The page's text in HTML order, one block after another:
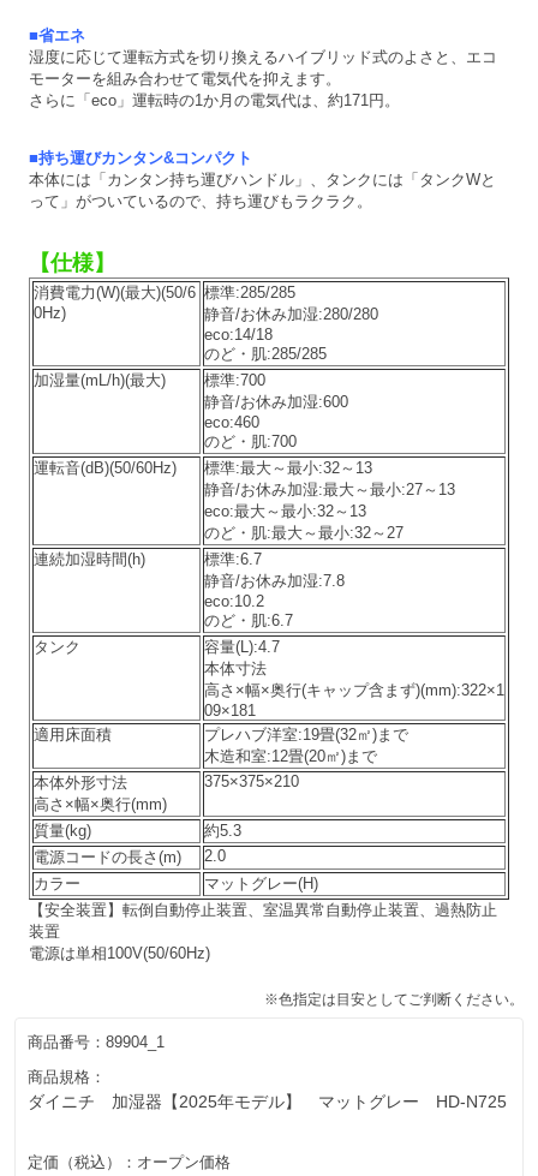
■省エネ
湿度に応じて運転方式を切り換えるハイブリッド式のよさと、エコ
モーターを組み合わせて電気代を抑えます。
さらに「eco」運転時の1か月の電気代は、約171円。
■持ち運びカンタン&コンパクト
本体には「カンタン持ち運びハンドル」、タンクには「タンクWと
って」がついているので、持ち運びもラクラク。
【仕様】
消費電力(W)(最大)(50/6
0Hz)
標準:285/285
静音/お休み加湿:280/280
eco:14/18
のど・肌:285/285
加湿量(mL/h)(最大)
標準:700
静音/お休み加湿:600
eco:460
のど・肌:700
運転音(dB)(50/60Hz)
標準:最大～最小:32～13
静音/お休み加湿:最大～最小:27～13
eco:最大～最小:32～13
のど・肌:最大～最小:32～27
連続加湿時間(h)
標準:6.7
静音/お休み加湿:7.8
eco:10.2
のど・肌:6.7
タンク
容量(L):4.7
本体寸法
高さ×幅×奥行(キャップ含まず)(mm):322×1
09×181
適用床面積
プレハブ洋室:19畳(32㎡)まで
木造和室:12畳(20㎡)まで
本体外形寸法
高さ×幅×奥行(mm)
375×375×210
質量(kg)
約5.3
電源コードの長さ(m)
2.0
カラー
マットグレー(H)
【安全装置】転倒自動停止装置、室温異常自動停止装置、過熱防止
装置
電源は単相100V(50/60Hz)
※色指定は目安としてご判断ください。
商品番号： 89904_1
商品規格：
ダイニチ 加湿器【2025年モデル】 マットグレー HD-N725
定価（税込）： オープン価格